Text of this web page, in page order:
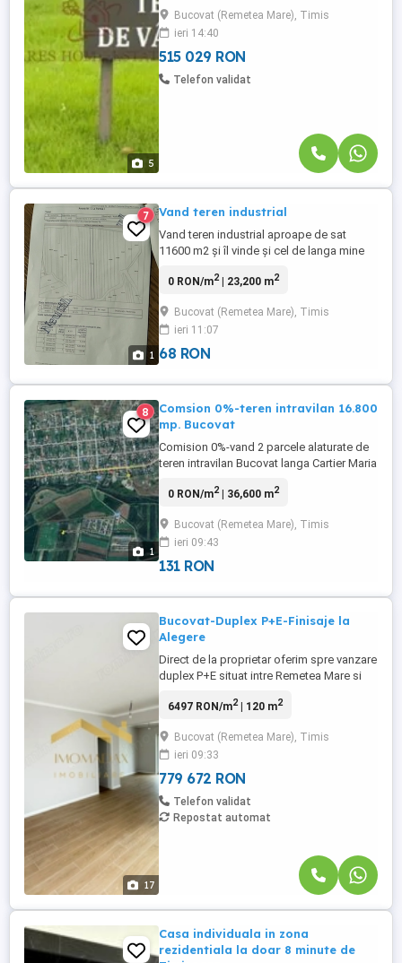
5
teren pregătit pentru blocuri, într-o zonă
dinamică cu potențial ridicat de creștere.
Localizare: Bucovăț ...
Bucovat (Remetea Mare), Timis
ieri 14:40
515 029 RON
Telefon validat
1
7 Vand teren industrial
Vand teren industrial aproape de sat
11600 m2 și îl vinde și cel de langa mine
hale pe el. Front stradal 44m2
0 RON/m2| 23,200 m2
Bucovat (Remetea Mare), Timis
ieri 11:07
68 RON
1
8
Comsion 0%-teren intravilan 16.800
mp. Bucovat
Comision 0%-vand 2 parcele alaturate de
teren intravilan Bucovat langa Cartier Maria
front 60 ml.pret 25 eur mp ( 2 CF separate)
0 RON/m2| 36,600 m2
Bucovat (Remetea Mare), Timis
ieri 09:43
131 RON
17
Bucovat-Duplex P+E-Finisaje la
Alegere
Direct de la proprietar oferim spre vanzare
duplex P+E situat intre Remetea Mare si
Timisoara,aproape de mijloacele de
Parter-hol,baie,camera
tehnica,living,bucatarie,terasa acoperita
Etaj-hol,baie,3 dormitoare Suprafata utila-
6497 RON/m2| 120 m2
Bucovat (Remetea Mare), Timis
ieri 09:33
779 672 RON
Telefon validat
Repostat automat
Casa individuala in zona
rezidentiala la doar 8 minute de